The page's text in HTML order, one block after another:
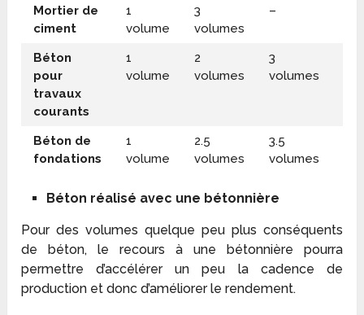
Mortier de
ciment
1
volume
3
volumes
–
Béton
pour
travaux
courants
1
volume
2
volumes
3
volumes
Béton de
fondations
1
volume
2.5
volumes
3.5
volumes
Béton réalisé avec une bétonnière
Pour des volumes quelque peu plus conséquents
de béton, le recours à une bétonnière pourra
permettre d’accélérer un peu la cadence de
production et donc d’améliorer le rendement.